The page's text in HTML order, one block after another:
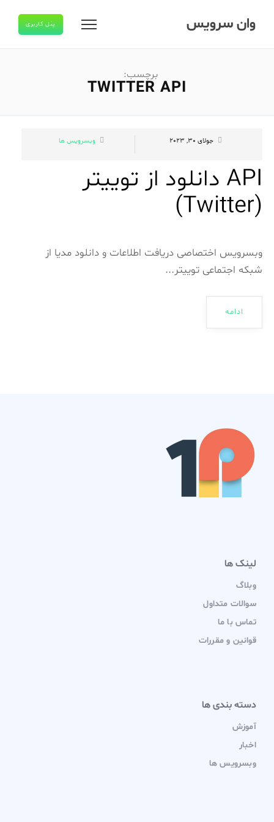
وان سرویس پنل کاربری
برچسب:
TWITTER API
جولای 30, 2023 وبسرویس ها
API دانلود از توییتر
(Twitter)
وبسرویس اختصاصی دریافت اطلاعات و دانلود مدیا از
شبکه اجتماعی توییتر...
ادامه
لینک ها
وبلاگ
سوالات متداول
تماس با ما
قوانین و مقررات
دسته بندی ها
آموزش
اخبار
وبسرویس ها